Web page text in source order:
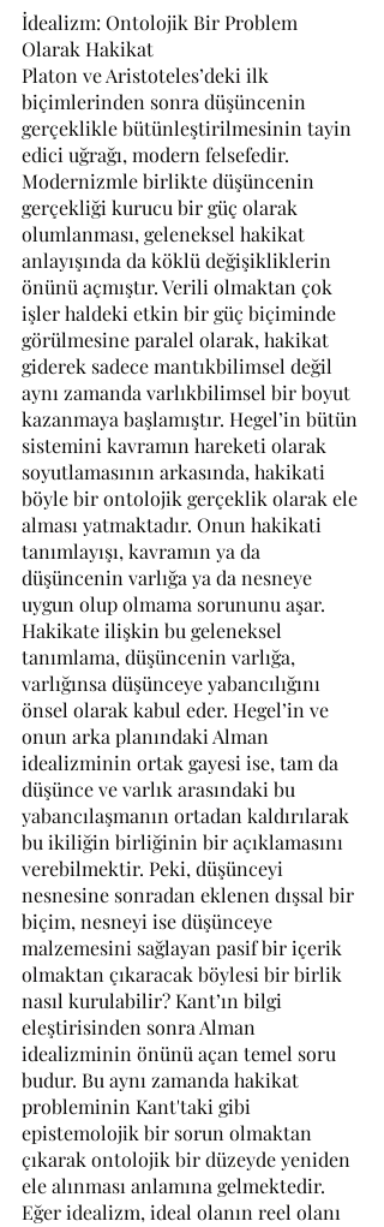
İdealizm: Ontolojik Bir Problem
Olarak Hakikat
Platon ve Aristoteles’deki ilk
biçimlerinden sonra düşüncenin
gerçeklikle bütünleştirilmesinin tayin
edici uğrağı, modern felsefedir.
Modernizmle birlikte düşüncenin
gerçekliği kurucu bir güç olarak
olumlanması, geleneksel hakikat
anlayışında da köklü değişikliklerin
önünü açmıştır. Verili olmaktan çok
işler haldeki etkin bir güç biçiminde
görülmesine paralel olarak, hakikat
giderek sadece mantıkbilimsel değil
aynı zamanda varlıkbilimsel bir boyut
kazanmaya başlamıştır. Hegel’in bütün
sistemini kavramın hareketi olarak
soyutlamasının arkasında, hakikati
böyle bir ontolojik gerçeklik olarak ele
alması yatmaktadır. Onun hakikati
tanımlayışı, kavramın ya da
düşüncenin varlığa ya da nesneye
uygun olup olmama sorununu aşar.
Hakikate ilişkin bu geleneksel
tanımlama, düşüncenin varlığa,
varlığınsa düşünceye yabancılığını
önsel olarak kabul eder. Hegel’in ve
onun arka planındaki Alman
idealizminin ortak gayesi ise, tam da
düşünce ve varlık arasındaki bu
yabancılaşmanın ortadan kaldırılarak
bu ikiliğin birliğinin bir açıklamasını
verebilmektir. Peki, düşünceyi
nesnesine sonradan eklenen dışsal bir
biçim, nesneyi ise düşünceye
malzemesini sağlayan pasif bir içerik
olmaktan çıkaracak böylesi bir birlik
nasıl kurulabilir? Kant’ın bilgi
eleştirisinden sonra Alman
idealizminin önünü açan temel soru
budur. Bu aynı zamanda hakikat
probleminin Kant'taki gibi
epistemolojik bir sorun olmaktan
çıkarak ontolojik bir düzeyde yeniden
ele alınması anlamına gelmektedir.
Eğer idealizm, ideal olanın reel olanı